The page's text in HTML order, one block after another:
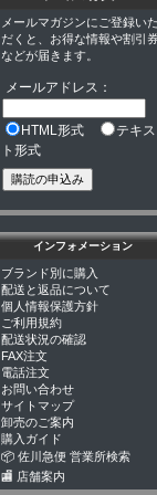
メールマガジンにご登録い
だくと、お得な情報や割引
などが届きます。
メールアドレス：
HTML形式
テキス
ト形式
インフォメーション
ブランド別に購入
配送と返品について
個人情報保護方針
ご利用規約
配送状況の確認
FAX注文
電話注文
お問い合わせ
サイトマップ
卸売のご案内
購入ガイド
📦 佐川急便 営業所検索
🏬 店舗案内